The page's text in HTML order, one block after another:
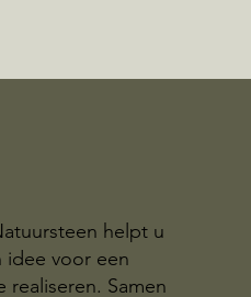
helpt u
idee voor een
realiseren. Samen